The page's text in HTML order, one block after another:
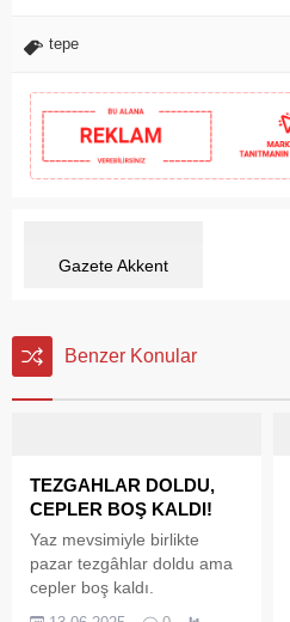
tepe
Gazete Akkent
Benzer Konular
TEZGAHLAR DOLDU,
CEPLER BOŞ KALDI!
Yaz mevsimiyle birlikte
pazar tezgâhlar doldu ama
cepler boş kaldı.